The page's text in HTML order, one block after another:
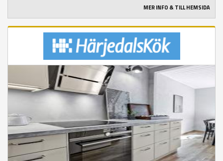
MER INFO & TILL HEMSIDA